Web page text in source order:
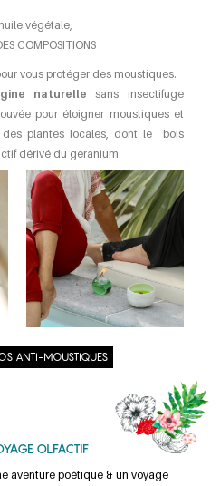
végétale,
COMPOSITIONS
vous protéger des moustiques.
naturelle sans insectifuge
pour éloigner moustiques et
des plantes locales, dont le bois
dérivé du géranium.
ANTI-MOUSTIQUES
OLFACTIF
aventure poétique & un voyage